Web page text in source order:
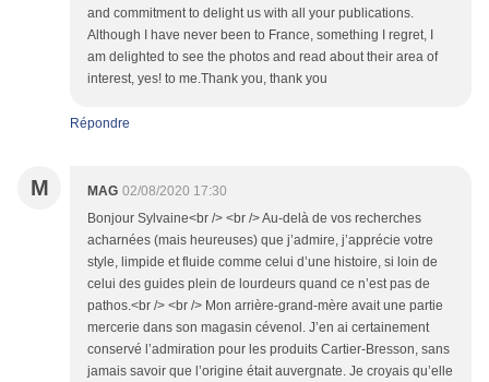
and commitment to delight us with all your publications.
Although I have never been to France, something I regret, I
am delighted to see the photos and read about their area of
interest, yes! to me.Thank you, thank you
Répondre
M MAG 02/08/2020 17:30
Bonjour Sylvaine<br /> <br /> Au-delà de vos recherches
acharnées (mais heureuses) que j’admire, j’apprécie votre
style, limpide et fluide comme celui d’une histoire, si loin de
celui des guides plein de lourdeurs quand ce n’est pas de
pathos.<br /> <br /> Mon arrière-grand-mère avait une partie
mercerie dans son magasin cévenol. J’en ai certainement
conservé l’admiration pour les produits Cartier-Bresson, sans
jamais savoir que l’origine était auvergnate. Je croyais qu’elle